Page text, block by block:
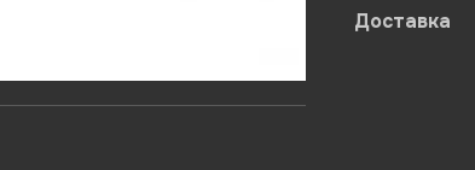
Доставка